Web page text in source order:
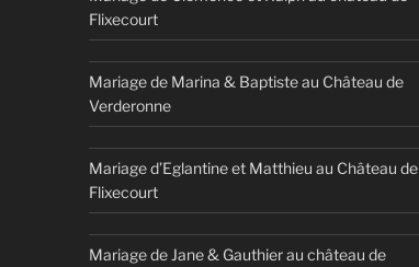
Flixecourt
Mariage de Marina & Baptiste au Château de
Verderonne
Mariage d’Eglantine et Matthieu au Château de
Flixecourt
Mariage de Jane & Gauthier au château de